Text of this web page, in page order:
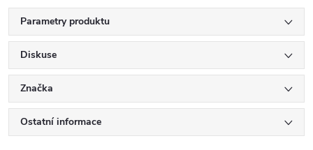
Parametry produktu
Diskuse
Značka
Ostatní informace